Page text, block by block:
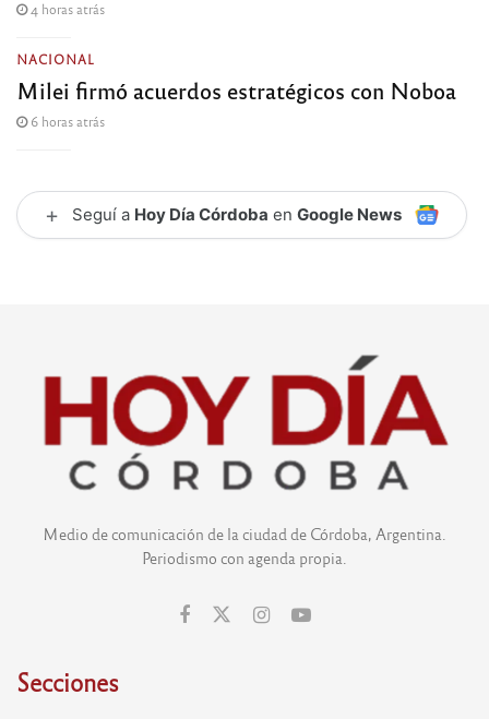
4 horas atrás
NACIONAL
Milei firmó acuerdos estratégicos con Noboa
6 horas atrás
+ Seguí a Hoy Día Córdoba en Google News
Medio de comunicación de la ciudad de Córdoba, Argentina.
Periodismo con agenda propia.
Secciones